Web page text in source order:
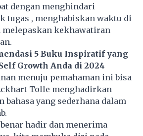
dengan menghindari
tugas , menghabiskan waktu di
melepaskan kekhawatiran
5 Buku Inspiratif yang
Growth Anda di 2024
menuju pemahaman ini bisa
Tolle menghadirkan
bahasa yang sederhana dalam
hadir dan menerima